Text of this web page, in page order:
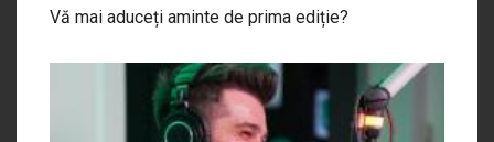
Vă mai aduceți aminte de prima ediție?